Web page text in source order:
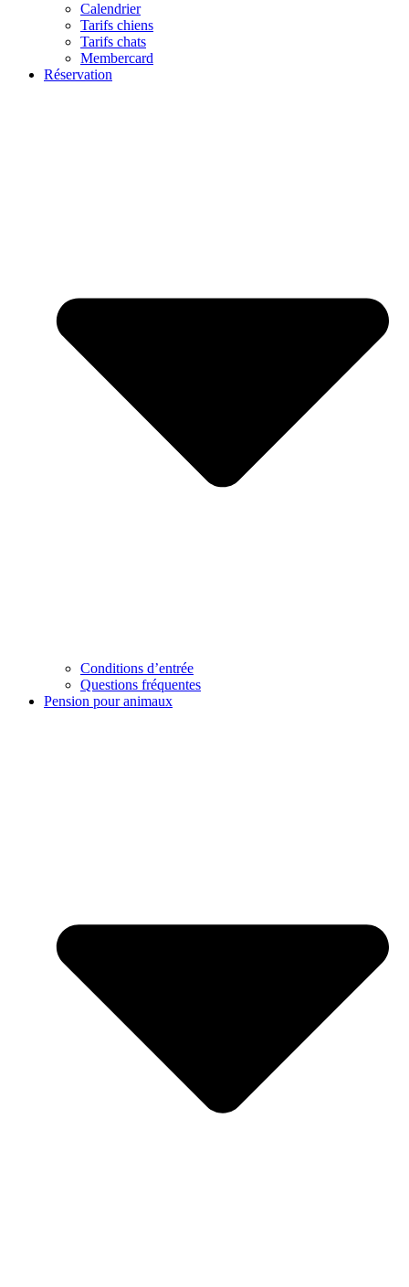
Calendrier
Tarifs chiens
Tarifs chats
Membercard
Réservation
Conditions d’entrée
Questions fréquentes
Pension pour animaux